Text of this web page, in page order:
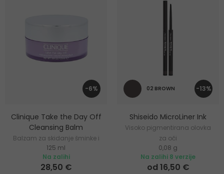
-6%
Clinique Take the Day Off
Cleansing Balm
Balzam za skidanje šminke i
čišćenje lica
125 ml
Na zalihi
28,50 €
-13%
02 BROWN
Shiseido MicroLiner Ink
Visoko pigmentirana olovka
za oči
0,08 g
Na zalihi 8 verzije
od 16,50 €